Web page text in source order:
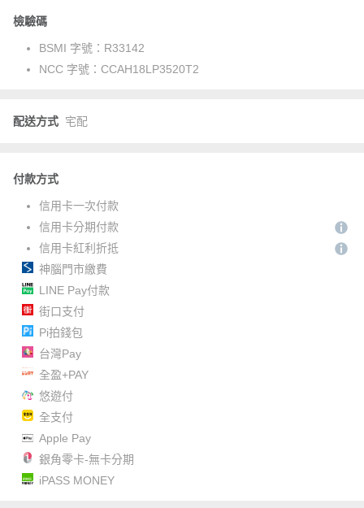
檢驗碼
BSMI 字號： R33142
NCC 字號： CCAH18LP3520T2
配送方式 宅配
付款方式
信用卡一次付款
信用卡分期付款
信用卡紅利折抵
神腦門市繳費
LINE Pay付款
街口支付
Pi拍錢包
台灣Pay
全盈+PAY
悠遊付
全支付
Apple Pay
銀角零卡-無卡分期
iPASS MONEY